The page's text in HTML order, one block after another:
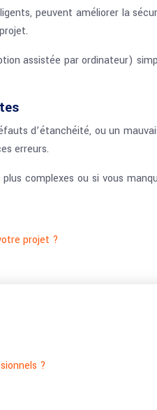
peuvent améliorer la
assistée par ordinateur)
d’étanchéité, ou un
erreurs.
complexes ou si vous
projet ?
?